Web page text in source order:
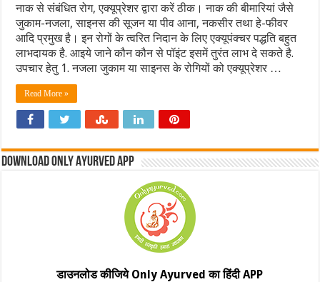
नाक से संंबंधित रोग, एक्यूप्रेशर द्वारा करें ठीक। नाक की बीमारियां जैसे
जुकाम-नजला, साइनस की सूजन या पीव आना, नकसीर तथा हे-फीवर
आदि प्रमुख है। इन रोगों के त्वरित निदान के लिए एक्यूपंक्चर पद्धति बहुत
लाभदायक है. आइये जाने कौन कौन से पॉइंट इसमें तुरंत लाभ दे सकते है.
उपचार हेतु 1. नजला जुकाम या साइनस के रोगियों को एक्यूप्रेशर …
Read More »
Download Only Ayurved App
डाउनलोड कीजिये Only Ayurved का हिंदी APP